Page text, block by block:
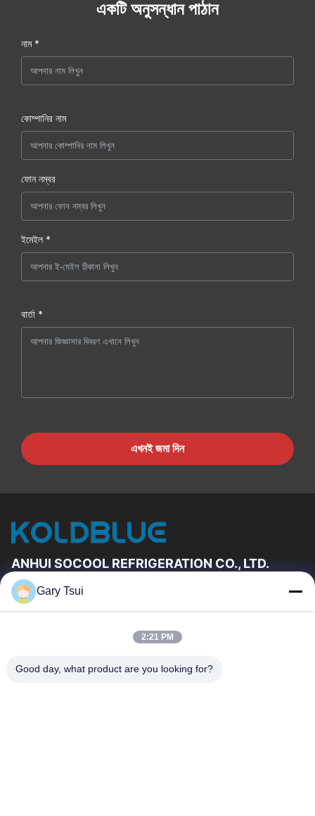
একটি অনুসন্ধান পাঠান
নাম *
কোম্পানির নাম
ফোন নম্বর
ইমেইল *
বার্তা *
এখনই জমা দিন
ANHUI SOCOOL REFRIGERATION CO., LTD.
দ্রুত লিঙ্ক
আমাদের সম্পর্কে
কারখানা ভ্রমণ
মান নিয়ন্ত্রণ
Gary Tsui
2:21 PM
Good day, what product are you looking for?